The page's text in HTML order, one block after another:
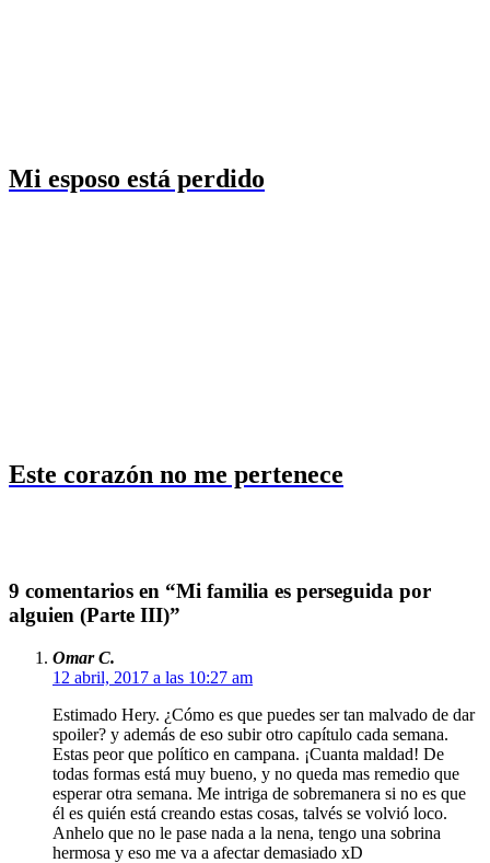
Mi esposo está perdido
Este corazón no me pertenece
9 comentarios en “Mi familia es perseguida por
alguien (Parte III)”
Omar C.
12 abril, 2017 a las 10:27 am
Estimado Hery. ¿Cómo es que puedes ser tan malvado de dar
spoiler? y además de eso subir otro capítulo cada semana.
Estas peor que político en campana. ¡Cuanta maldad! De
todas formas está muy bueno, y no queda mas remedio que
esperar otra semana. Me intriga de sobremanera si no es que
él es quién está creando estas cosas, talvés se volvió loco.
Anhelo que no le pase nada a la nena, tengo una sobrina
hermosa y eso me va a afectar demasiado xD